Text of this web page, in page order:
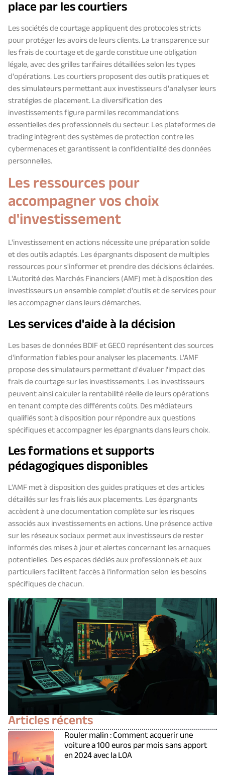
place par les courtiers
Les sociétés de courtage appliquent des protocoles stricts
pour protéger les avoirs de leurs clients. La transparence sur
les frais de courtage et de garde constitue une obligation
légale, avec des grilles tarifaires détaillées selon les types
d'opérations. Les courtiers proposent des outils pratiques et
des simulateurs permettant aux investisseurs d'analyser leurs
stratégies de placement. La diversification des
investissements figure parmi les recommandations
essentielles des professionnels du secteur. Les plateformes de
trading intègrent des systèmes de protection contre les
cybermenaces et garantissent la confidentialité des données
personnelles.
Les ressources pour
accompagner vos choix
d'investissement
L'investissement en actions nécessite une préparation solide
et des outils adaptés. Les épargnants disposent de multiples
ressources pour s'informer et prendre des décisions éclairées.
L'Autorité des Marchés Financiers (AMF) met à disposition des
investisseurs un ensemble complet d'outils et de services pour
les accompagner dans leurs démarches.
Les services d'aide à la décision
Les bases de données BDIF et GECO représentent des sources
d'information fiables pour analyser les placements. L'AMF
propose des simulateurs permettant d'évaluer l'impact des
frais de courtage sur les investissements. Les investisseurs
peuvent ainsi calculer la rentabilité réelle de leurs opérations
en tenant compte des différents coûts. Des médiateurs
qualifiés sont à disposition pour répondre aux questions
spécifiques et accompagner les épargnants dans leurs choix.
Les formations et supports
pédagogiques disponibles
L'AMF met à disposition des guides pratiques et des articles
détaillés sur les frais liés aux placements. Les épargnants
accèdent à une documentation complète sur les risques
associés aux investissements en actions. Une présence active
sur les réseaux sociaux permet aux investisseurs de rester
informés des mises à jour et alertes concernant les arnaques
potentielles. Des espaces dédiés aux professionnels et aux
particuliers facilitent l'accès à l'information selon les besoins
spécifiques de chacun.
Articles récents
Rouler malin : Comment acquerir une
voiture a 100 euros par mois sans apport
en 2024 avec la LOA